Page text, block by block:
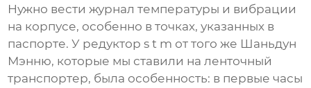
Нужно вести журнал температуры и вибрации
на корпусе, особенно в точках, указанных в
паспорте. У редуктор s t m от того же Шаньдун
Мэнню, которые мы ставили на ленточный
транспортер, была особенность: в первые часы